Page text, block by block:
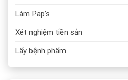
Làm Pap’s
Xét nghiệm tiền sản
Lấy bệnh phẩm